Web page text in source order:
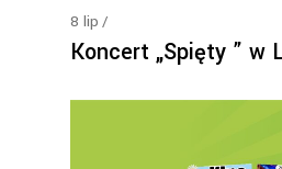
8 lip
Koncert „Spięty ” w